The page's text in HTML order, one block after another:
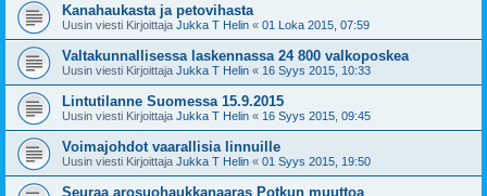
Kanahaukasta ja petovihasta
Uusin viesti Kirjoittaja Jukka T Helin « 01 Loka 2015, 07:59
Valtakunnallisessa laskennassa 24 800 valkoposkea
Uusin viesti Kirjoittaja Jukka T Helin « 16 Syys 2015, 10:33
Lintutilanne Suomessa 15.9.2015
Uusin viesti Kirjoittaja Jukka T Helin « 16 Syys 2015, 09:45
Voimajohdot vaarallisia linnuille
Uusin viesti Kirjoittaja Jukka T Helin « 01 Syys 2015, 19:50
Seuraa arosuohaukkanaaras Potkun muuttoa